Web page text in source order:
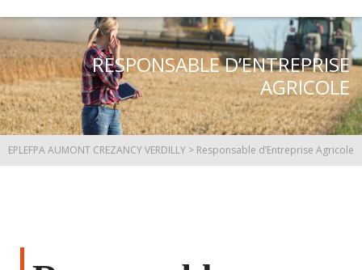
RESPONSABLE D’ENTREPRISE
AGRICOLE
EPLEFPA AUMONT CREZANCY VERDILLY > Responsable d’Entreprise Agricole